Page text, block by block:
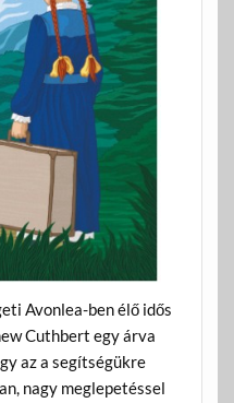
Avonlea-ben élő idős
Cuthbert egy árva
az a segítségükre
nagy meglepetéssel